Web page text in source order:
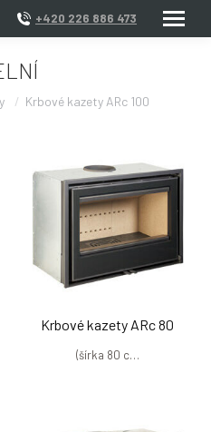
+420 226 886 473
Krbové kazety ARc 100
Krbové kazety ARc 80
(šírka 80 c…